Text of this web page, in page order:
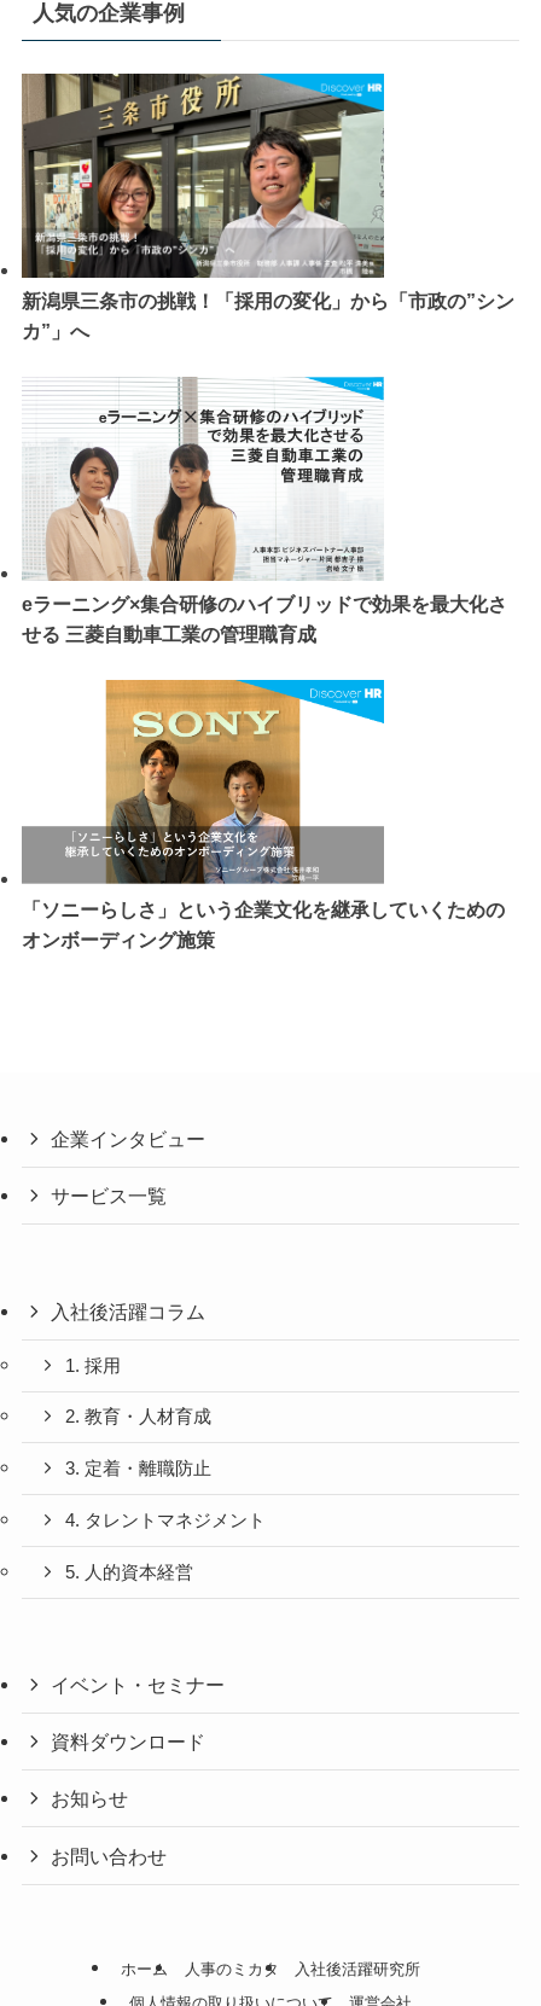
人気の企業事例
新潟県三条市の挑戦！「採用の変化」から「市政の”シン
カ”」へ
eラーニング×集合研修のハイブリッドで効果を最大化さ
せる 三菱自動車工業の管理職育成
「ソニーらしさ」という企業文化を継承していくための
オンボーディング施策
企業インタビュー
サービス一覧
入社後活躍コラム
1. 採用
2. 教育・人材育成
3. 定着・離職防止
4. タレントマネジメント
5. 人的資本経営
イベント・セミナー
資料ダウンロード
お知らせ
お問い合わせ
ホーム 人事のミカタ
入社後活躍研究所